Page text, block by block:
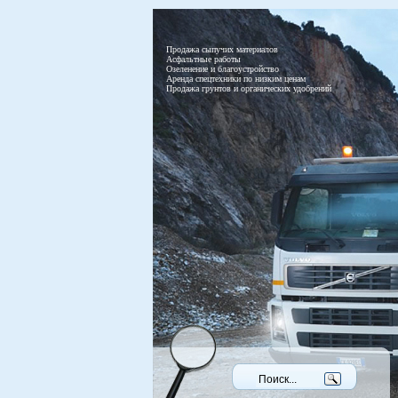
Продажа сыпучих материалов
Асфальтные работы
Озеленение и благоустройство
Аренда спецтехники по низким ценам
Продажа грунтов и органических удобрений